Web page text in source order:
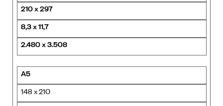
210 x 297
8,3 x 11,7
2.480 x 3.508
A5
148 x 210